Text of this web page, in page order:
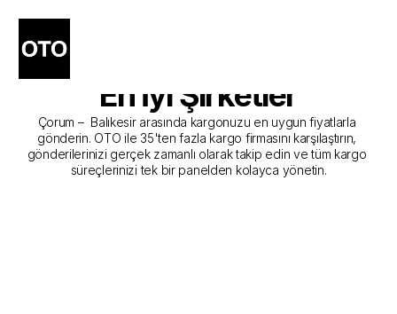
Çorum - Balıkesir Kargo
Gönderim Hizmeti Sunan
En İyi Şirketler
Çorum –  Balıkesir arasında kargonuzu en uygun fiyatlarla
gönderin. OTO ile 35'ten fazla kargo firmasını karşılaştırın,
gönderilerinizi gerçek zamanlı olarak takip edin ve tüm kargo
süreçlerinizi tek bir panelden kolayca yönetin.